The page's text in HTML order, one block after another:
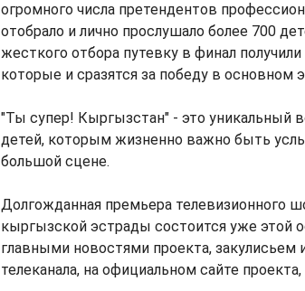
огромного числа претендентов
отобрало и лично прослушало более 700
жесткого отбора путевку в финал
которые и сразятся за победу в основном
"Ты супер! Кыргызстан" - это уникальный
детей, которым жизненно важно быть
большой сцене.
Долгожданная премьера телевизионного
кыргызской эстрады состоится уже этой
главными новостями проекта,
телеканала, на официальном сайте